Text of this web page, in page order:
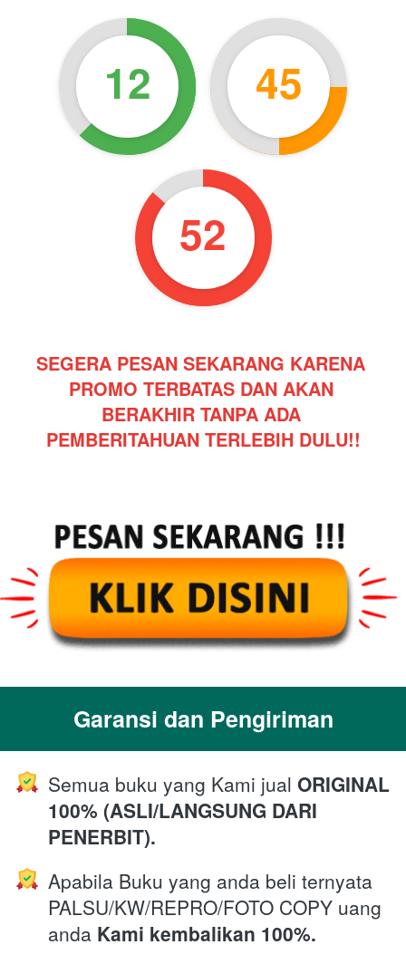
12 45
51
SEGERA PESAN SEKARANG KARENA
PROMO TERBATAS DAN AKAN
BERAKHIR TANPA ADA
PEMBERITAHUAN TERLEBIH DULU!!
Garansi dan Pengiriman
Semua buku yang Kami jual ORIGINAL
100% (ASLI/LANGSUNG DARI
PENERBIT).
Apabila Buku yang anda beli ternyata
PALSU/KW/REPRO/FOTO COPY uang
anda Kami kembalikan 100%.